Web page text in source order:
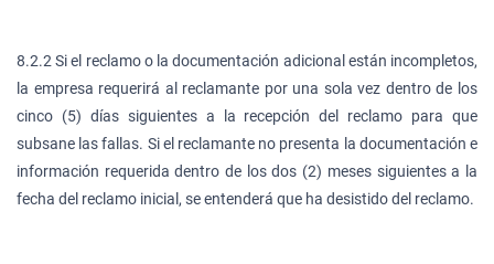
8.2.2 Si el reclamo o la documentación adicional están incompletos,
la empresa requerirá al reclamante por una sola vez dentro de los
cinco (5) días siguientes a la recepción del reclamo para que
subsane las fallas. Si el reclamante no presenta la documentación e
información requerida dentro de los dos (2) meses siguientes a la
fecha del reclamo inicial, se entenderá que ha desistido del reclamo.